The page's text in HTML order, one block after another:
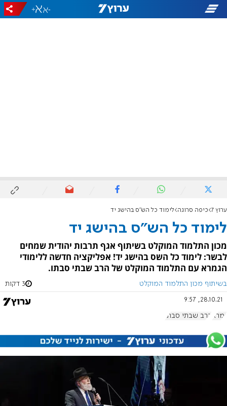
-
+
ערוץ 7 כיפה סרוגה לימוד כל הש"ס בהישג יד
לימוד כל הש"ס בהישג יד
מכון התלמוד המוקלט בשיתוף אגף תרבות יהודית שמחים
לבשר: לימוד כל השס בהישג יד! אפליקציה חדשה ללימודי
הגמרא עם התלמוד המוקלט של הרב שבתי סבתו.
בשיתוף מכון התלמוד המוקלט 3 דקות
28.10.21, 9:57
גמרא הרב שבתי סבתו